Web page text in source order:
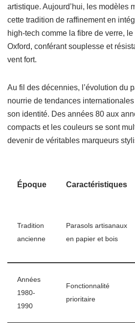
artistique. Aujourd’hui, les modèles
cette tradition de raffinement en
high-tech comme la fibre de verre,
Oxford, conférant souplesse et
vent fort.
Au fil des décennies, l’évolution du
nourrie de tendances
son identité. Des années 80 aux
compacts et les couleurs se sont
devenir de véritables marqueurs
Époque Caractéristiques
Tradition
ancienne
Parasols artisanaux
en papier et bois
Années
1980-
1990
Fonctionnalité
prioritaire